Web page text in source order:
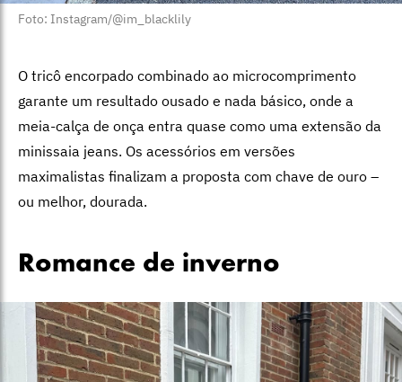
Foto: Instagram/@im_blacklily
O tricô encorpado combinado ao microcomprimento
garante um resultado ousado e nada básico, onde a
meia-calça de onça entra quase como uma extensão da
minissaia jeans. Os acessórios em versões
maximalistas finalizam a proposta com chave de ouro –
ou melhor, dourada.
Romance de inverno